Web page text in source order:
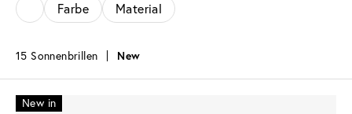
Farbe Material
15 Sonnenbrillen New
New in